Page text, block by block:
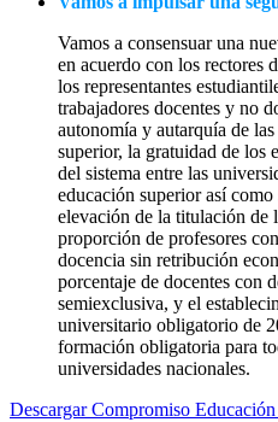
Vamos a consensuar una
en acuerdo con los rectores
los representantes
trabajadores docentes y no
autonomía y autarquía de
superior, la gratuidad de los
del sistema entre las
educación superior así
elevación de la titulación de
proporción de profesores
docencia sin retribución
porcentaje de docentes con
semiexclusiva, y el
universitario obligatorio de
formación obligatoria para
universidades nacionales.
Descargar Compromiso